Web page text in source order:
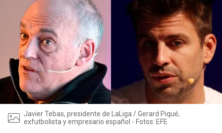
Javier Tebas, presidente de LaLiga / Gerard Piqué,
exfutbolista y empresario español - Fotos: EFE